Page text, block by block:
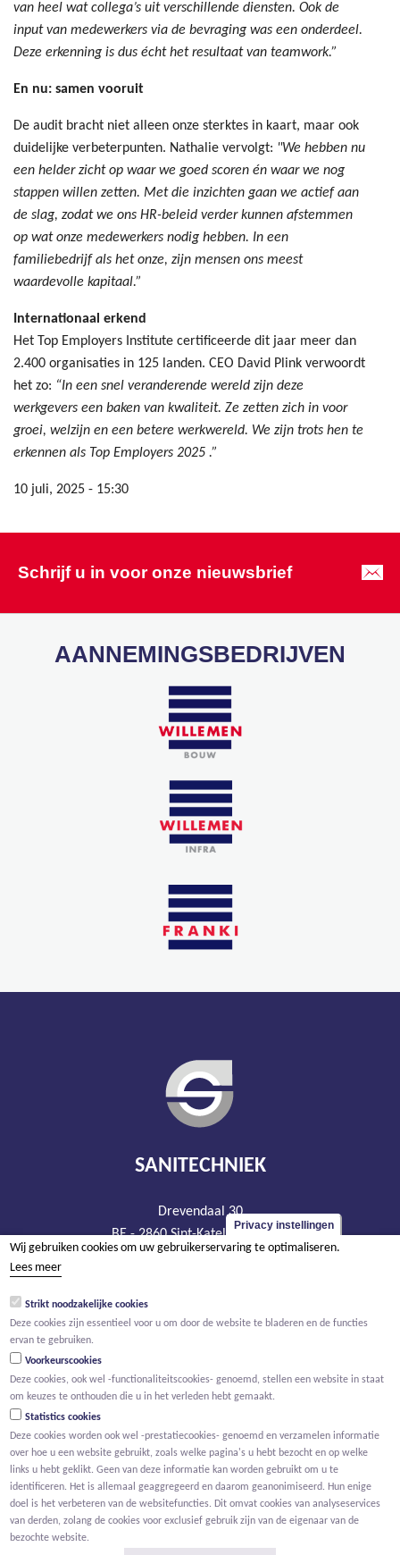
van heel wat collega’s uit verschillende diensten. Ook de
input van medewerkers via de bevraging was een onderdeel.
Deze erkenning is dus écht het resultaat van teamwork.”
En nu: samen vooruit
De audit bracht niet alleen onze sterktes in kaart, maar ook
duidelijke verbeterpunten. Nathalie vervolgt: "We hebben nu
een helder zicht op waar we goed scoren én waar we nog
stappen willen zetten. Met die inzichten gaan we actief aan
de slag, zodat we ons HR-beleid verder kunnen afstemmen
op wat onze medewerkers nodig hebben. In een
familiebedrijf als het onze, zijn mensen ons meest
waardevolle kapitaal.”
Internationaal erkend
Het Top Employers Institute certificeerde dit jaar meer dan
2.400 organisaties in 125 landen. CEO David Plink verwoordt
het zo: “In een snel veranderende wereld zijn deze
werkgevers een baken van kwaliteit. Ze zetten zich in voor
groei, welzijn en een betere werkwereld. We zijn trots hen te
erkennen als Top Employers 2025 .”
10 juli, 2025 - 15:30
Schrijf u in voor onze nieuwsbrief
AANNEMINGSBEDRIJVEN
SANITECHNIEK
Drevendaal 30
BE - 2860 Sint-Katelijne-Waver
tel +32 15 20 93 44
BTW BE 426.444.365
Privacy instellingen
Wij gebruiken cookies om uw gebruikerservaring te optimaliseren.
Lees meer
Strikt noodzakelijke cookies
Deze cookies zijn essentieel voor u om door de website te bladeren en de functies
ervan te gebruiken.
Voorkeurscookies
Deze cookies, ook wel -functionaliteitscookies- genoemd, stellen een website in staat
om keuzes te onthouden die u in het verleden hebt gemaakt.
Statistics cookies
Deze cookies worden ook wel -prestatiecookies- genoemd en verzamelen informatie
over hoe u een website gebruikt, zoals welke pagina's u hebt bezocht en op welke
links u hebt geklikt. Geen van deze informatie kan worden gebruikt om u te
identificeren. Het is allemaal geaggregeerd en daarom geanonimiseerd. Hun enige
doel is het verbeteren van de websitefuncties. Dit omvat cookies van analyseservices
van derden, zolang de cookies voor exclusief gebruik zijn van de eigenaar van de
bezochte website.